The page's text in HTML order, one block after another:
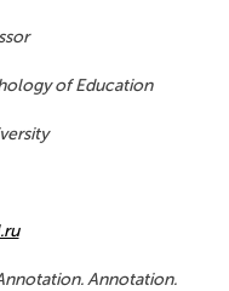
of Education
Annotation.